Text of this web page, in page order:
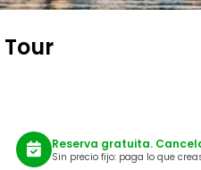
Reserva gratuita.
Sin precio fijo: paga lo que